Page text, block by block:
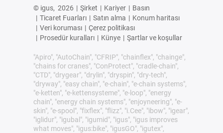
© igus, 2026 | Şirket | Kariyer | Basın
| Ticaret Fuarları | Satın alma | Konum haritası
| Veri koruması | Çerez politikası
| Prosedür kuralları | Künye | Şartlar ve koşullar
"Apiro", "AutoChain", "CFRIP", "chainflex", "chainge",
"chains for cranes", "ConProtect", "cradle-chain",
"CTD", "drygear", "drylin", "dryspin", "dry-tech",
"dryway", "easy chain", "e-chain", "e-chain systems",
"e-ketten", "e-kettensysteme", "e-loop", "energy
chain", "energy chain systems", "enjoyneering", "e-
skin", "e-spool", "fixflex", "flizz", "i.Cee", "ibow", "igear",
"iglidur", "igubal", "igumid", "igus", "igus improves
what moves", "igus:bike", "igusGO", "igutex",